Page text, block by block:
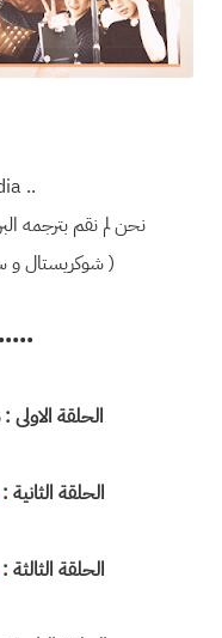
.. ‏Fluttering India ..
نحن لم نقم بترجمه
( شوكريستال و
الحلقة الاولى :
الحلقة الثانية
الحلقة الثالثة